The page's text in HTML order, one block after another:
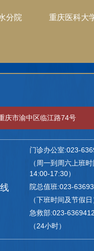
分院 重庆医科大
庆市渝中区临江路74号
门诊办公室:023-
（周一到周六上班
14:00-17:30）
院总值班:023-
（下班时间及节假日
急救部:023-
（24小时）